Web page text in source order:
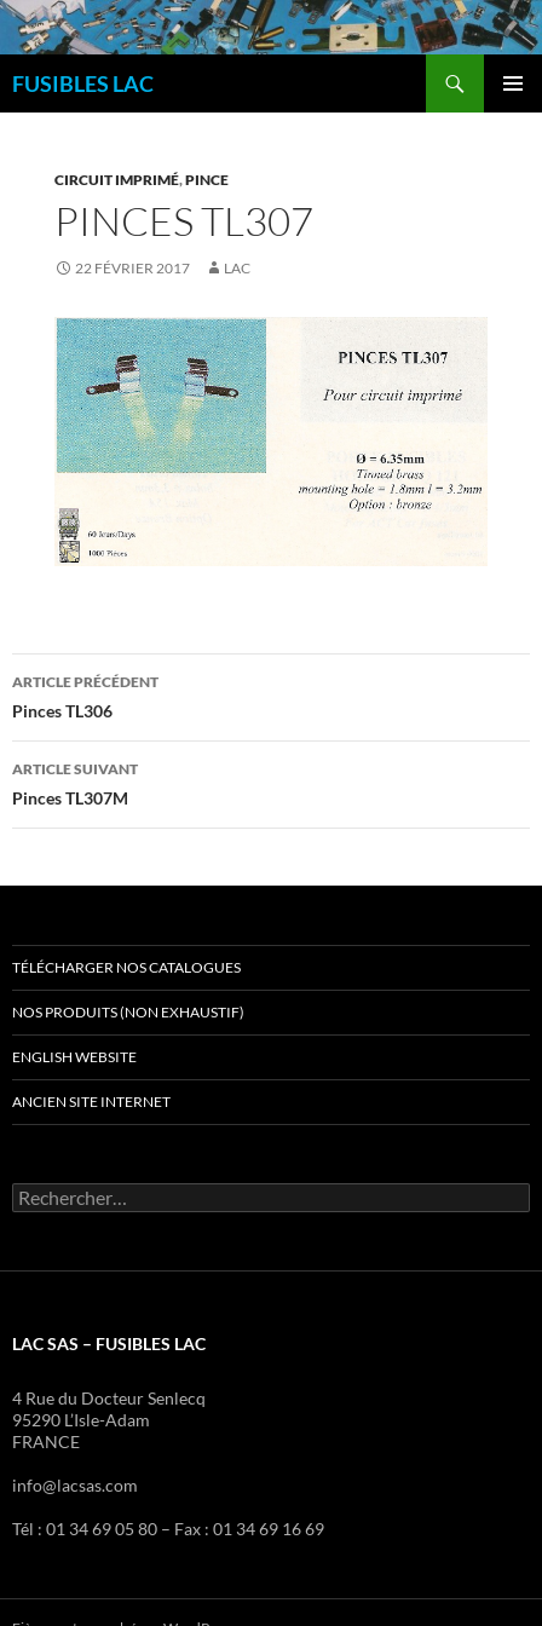
Aller
au
contenu
FUSIBLES LAC
CIRCUIT IMPRIMÉ,PINCE
PINCES TL307
22 FÉVRIER 2017 LAC
Navigation
des
articles
ARTICLE PRÉCÉDENT
Pinces TL306
ARTICLE SUIVANT
Pinces TL307M
TÉLÉCHARGER NOS CATALOGUES
NOS PRODUITS (NON EXHAUSTIF)
ENGLISH WEBSITE
ANCIEN SITE INTERNET
Rechercher :
LAC SAS – FUSIBLES LAC
4 Rue du Docteur Senlecq
95290 L’Isle-Adam
FRANCE
info@lacsas.com
Tél : 01 34 69 05 80 – Fax : 01 34 69 16 69